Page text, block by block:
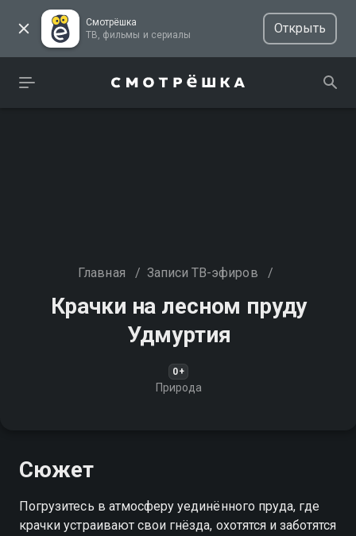
Смотрёшка
ТВ, фильмы и сериалы
Открыть
Главная / Записи ТВ-эфиров /
Крачки на лесном пруду
Удмуртия
0+
Природа
Сюжет
Погрузитесь в атмосферу уединённого пруда, где
крачки устраивают свои гнёзда, охотятся и заботятся